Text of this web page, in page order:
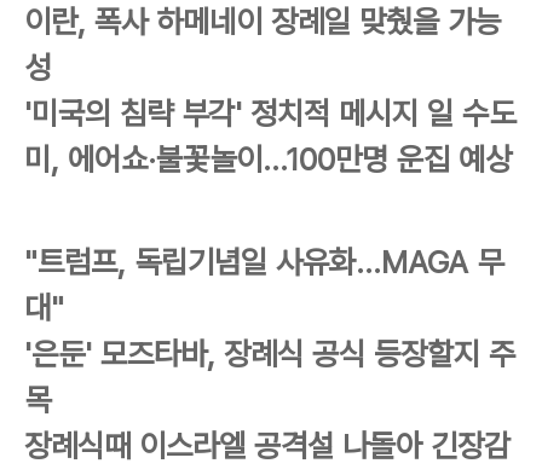
이란, 폭사 하메네이 장례일 맞췄을 가능
성
'미국의 침략 부각' 정치적 메시지 일 수도
미, 에어쇼·불꽃놀이…100만명 운집 예상
"트럼프, 독립기념일 사유화…MAGA 무
대"
'은둔' 모즈타바, 장례식 공식 등장할지 주
목
장례식때 이스라엘 공격설 나돌아 긴장감